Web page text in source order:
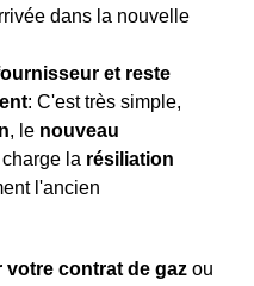
dans la nouvelle
et reste
: C'est très simple,
, le nouveau
la résiliation
l'ancien
votre contrat de gaz ou